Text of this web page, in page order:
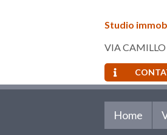
Studio
VIA CAMILLO
Home